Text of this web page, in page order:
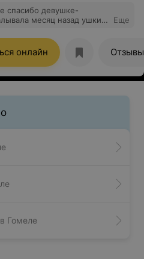
спасибо девушке-
месяц назад ушки
вам.
Еще
онлайн Отзывы
Гомеле